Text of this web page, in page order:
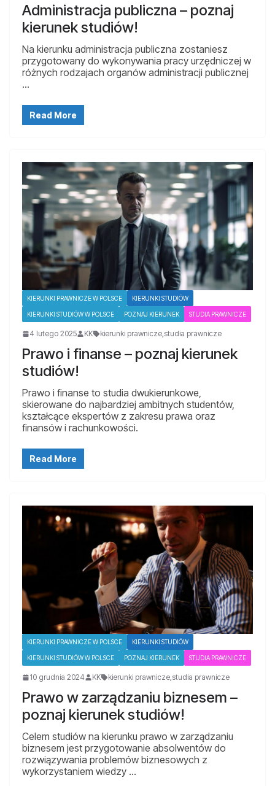
Administracja publiczna – poznaj
kierunek studiów!
Na kierunku administracja publiczna zostaniesz
przygotowany do wykonywania pracy urzędniczej w
różnych rodzajach organów administracji publicznej
…
Read More
KIERUNKI PRAWNICZE W POLSCE KIERUNKI STUDIÓW
KIERUNKI STUDIÓW W POLSCE POZNAJ KIERUNEK STUDIA PRAWNICZE
4 lutego 2025 KK kierunki prawnicze studia prawnicze
Prawo i finanse – poznaj kierunek
studiów!
Prawo i finanse to studia dwukierunkowe,
skierowane do najbardziej ambitnych studentów,
kształcące ekspertów z zakresu prawa oraz
finansów i rachunkowości.
Read More
KIERUNKI PRAWNICZE W POLSCE KIERUNKI STUDIÓW
KIERUNKI STUDIÓW W POLSCE POZNAJ KIERUNEK STUDIA PRAWNICZE
10 grudnia 2024 KK kierunki prawnicze studia prawnicze
Prawo w zarządzaniu biznesem –
poznaj kierunek studiów!
Celem studiów na kierunku prawo w zarządzaniu
biznesem jest przygotowanie absolwentów do
rozwiązywania problemów biznesowych z
wykorzystaniem wiedzy …